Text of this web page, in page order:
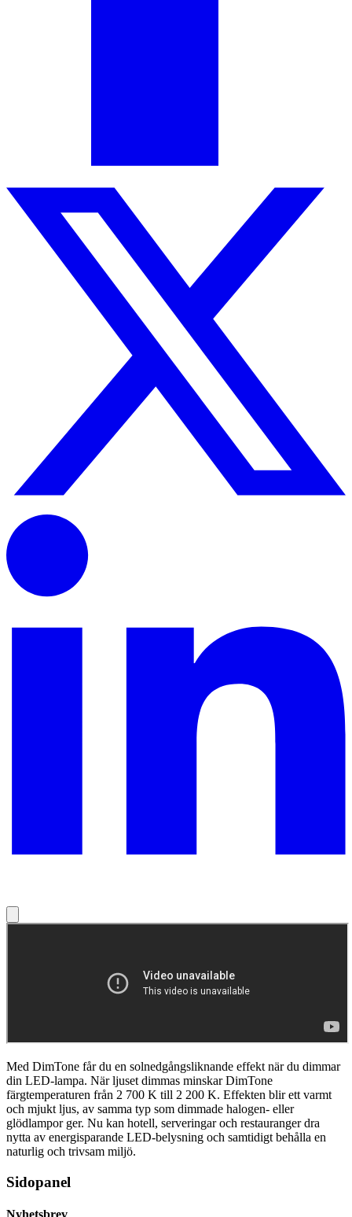
Med DimTone får du en solnedgångsliknande effekt när du dimmar
din LED-lampa. När ljuset dimmas minskar DimTone
färgtemperaturen från 2 700 K till 2 200 K. Effekten blir ett varmt
och mjukt ljus, av samma typ som dimmade halogen- eller
glödlampor ger. Nu kan hotell, serveringar och restauranger dra
nytta av energisparande LED-belysning och samtidigt behålla en
naturlig och trivsam miljö.
Sidopanel
Nyhetsbrev